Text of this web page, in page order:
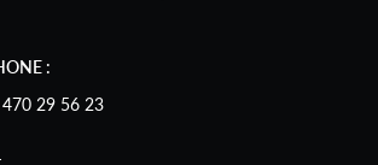
:
29 56 23